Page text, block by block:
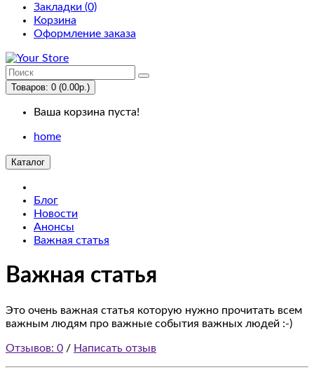
Закладки (0)
Корзина
Оформление заказа
Товаров: 0 (0.00р.)
Ваша корзина пуста!
home
Каталог
Доставка
About
Us
Desktops
Laptops
&
Macs
Components
Блог
Новости
Анонсы
Важная статья
Важная статья
Это очень важная статья которую нужно прочитать всем
важным людям про важные события важных людей :-)
Отзывов: 0 / Написать отзыв